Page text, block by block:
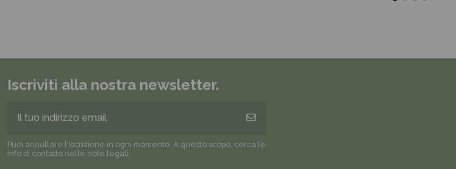
Iscriviti alla nostra newsletter.
Puoi annullare l'iscrizione in ogni momento. A questo scopo, cerca le
info di contatto nelle note legali.